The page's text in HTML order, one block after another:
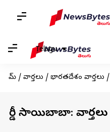
Telugu
హోమ్ / వార్తలు / భారతదేశం వార్తలు /
షిర్డీ సాయిబాబా: వార్తలు